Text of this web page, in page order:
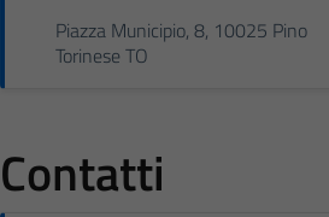
Piazza Municipio, 8, 10025 Pino
Torinese TO
Contatti